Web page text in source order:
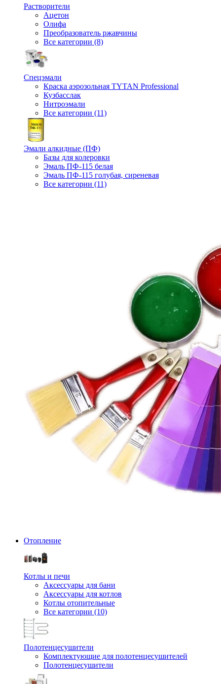
Растворители
Ацетон
Олифа
Преобразователь ржавчины
Все категории (8)
Спецэмали
Краска аэрозольная TYTAN Professional
Кузбасслак
Нитроэмали
Все категории (11)
Эмали алкидные (ПФ)
Базы для колеровки
Эмаль ПФ-115 белая
Эмаль ПФ-115 голубая, сиреневая
Все категории (11)
Отопление
Котлы и печи
Аксессуары для бани
Аксессуары для котлов
Котлы отопительные
Все категории (10)
Полотенцесушители
Комплектующие для полотенцесушителей
Полотенцесушители